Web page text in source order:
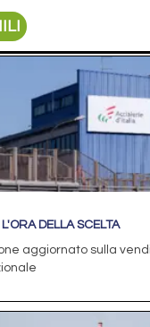
DELLA SCELTA
aggiornato sulla